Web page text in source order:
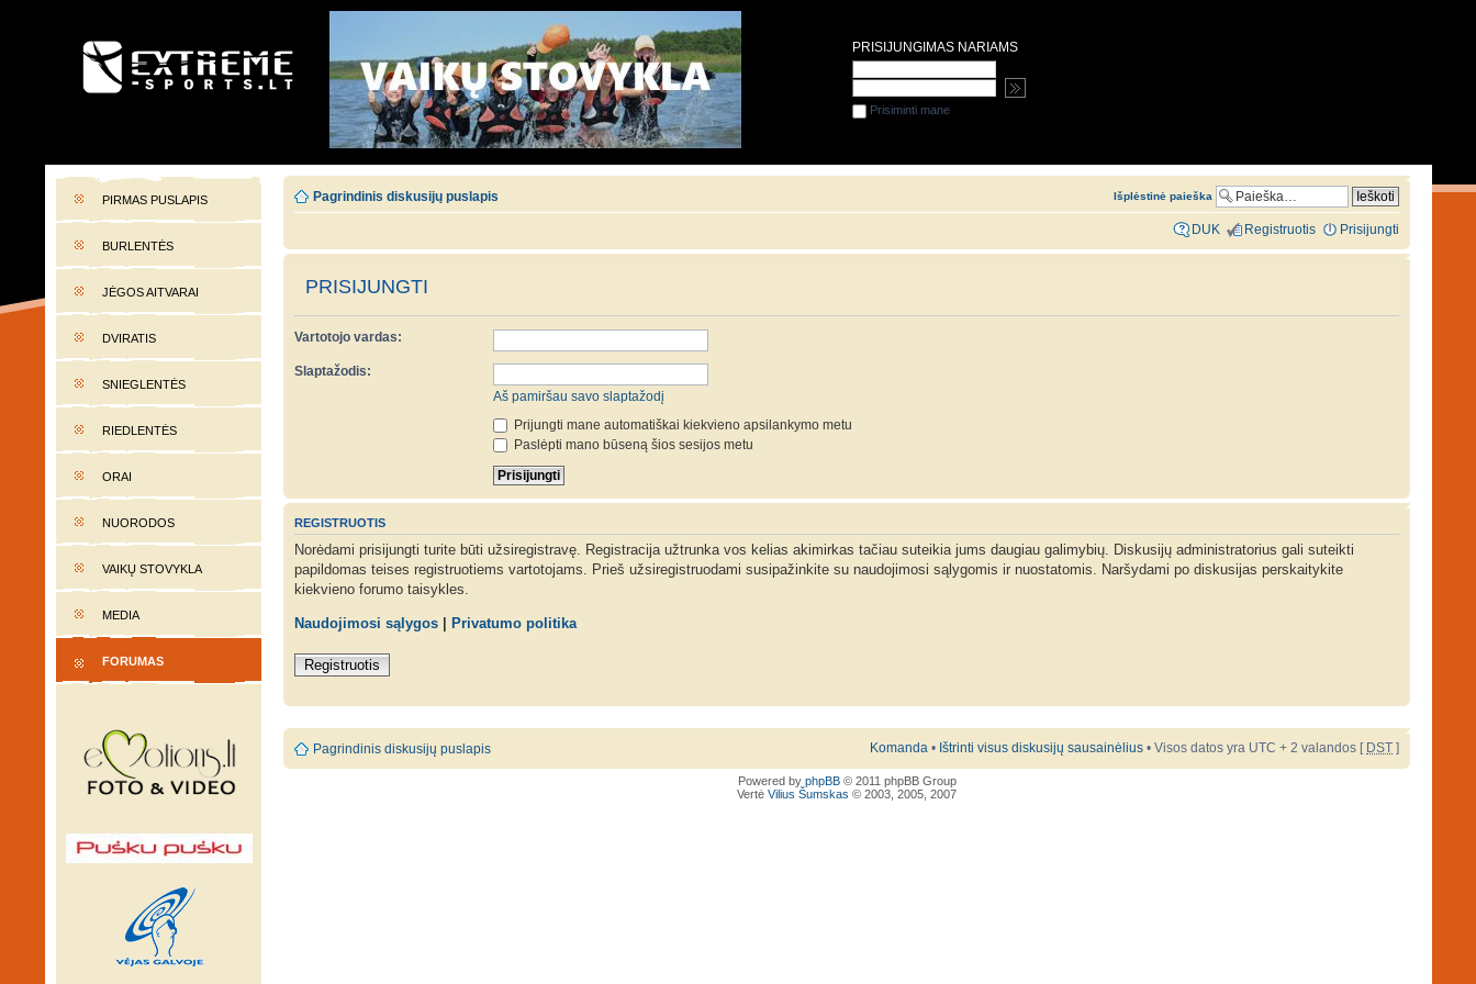
EXTREME-SPORTS.LT
PIRMAS PUSLAPIS
BURLENTĖS
JĖGOS AITVARAI
DVIRATIS
SNIEGLENTĖS
RIEDLENTĖS
ORAI
NUORODOS
VAIKŲ STOVYKLA
MEDIA
FORUMAS
Pagrindinis diskusijų puslapis Išplėstinė paieška
DUK Registruotis Prisijungti
PRISIJUNGTI
Vartotojo vardas:
Slaptažodis:
Aš pamiršau savo slaptažodį
Prijungti mane automatiškai kiekvieno apsilankymo metu
Paslėpti mano būseną šios sesijos metu
REGISTRUOTIS
Norėdami prisijungti turite būti užsiregistravę. Registracija užtrunka vos kelias akimirkas tačiau suteikia jums daugiau galimybių. Diskusijų administratorius gali suteikti
papildomas teises registruotiems vartotojams. Prieš užsiregistruodami susipažinkite su naudojimosi sąlygomis ir nuostatomis. Naršydami po diskusijas perskaitykite
kiekvieno forumo taisykles.
Naudojimosi sąlygos Privatumo politika
Registruotis
Pagrindinis diskusijų puslapis Komanda • Ištrinti visus diskusijų sausainėlius • Visos datos yra UTC + 2 valandos [ DST ]
Powered by phpBB© 2011 phpBB Group
Vertė Vilius Šumskas © 2003, 2005, 2007
PRISIJUNGIMAS NARIAMS
Prisiminti mane